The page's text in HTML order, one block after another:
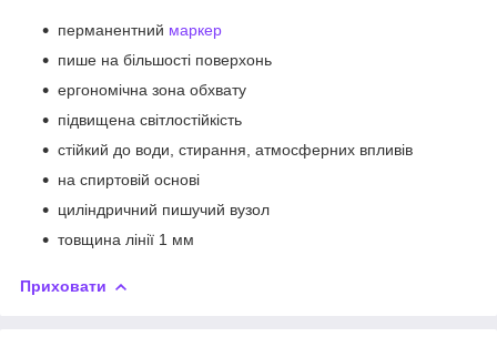
перманентний маркер
пише на більшості поверхонь
ергономічна зона обхвату
підвищена світлостійкість
стійкий до води, стирання, атмосферних впливів
на спиртовій основі
циліндричний пишучий вузол
товщина лінії 1 мм
Приховати